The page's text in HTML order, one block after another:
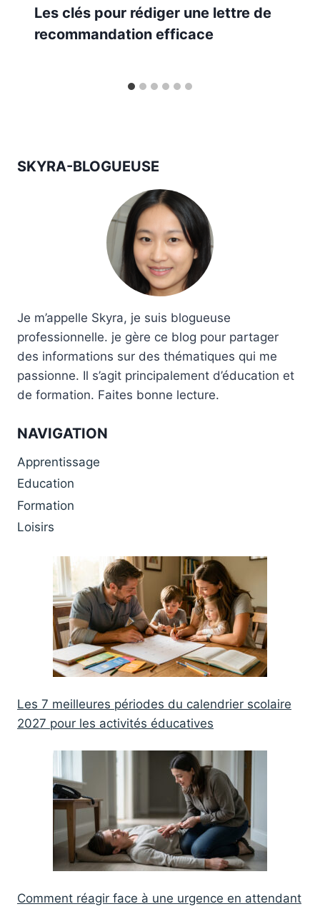
Les clés pour rédiger une lettre de
recommandation efficace
SKYRA-BLOGUEUSE
Je m’appelle Skyra, je suis blogueuse
professionnelle. je gère ce blog pour partager
des informations sur des thématiques qui me
passionne. Il s’agit principalement d’éducation et
de formation. Faites bonne lecture.
NAVIGATION
Apprentissage
Education
Formation
Loisirs
Les 7 meilleures périodes du calendrier scolaire
2027 pour les activités éducatives
Comment réagir face à une urgence en attendant